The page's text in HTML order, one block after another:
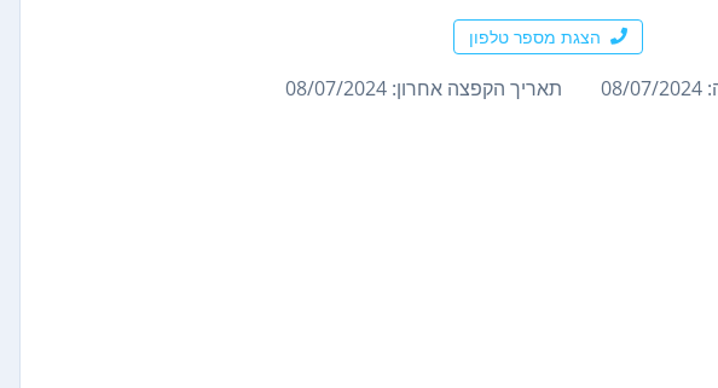
הצגת מספר טלפון
תאריך הקפצה אחרון: 08/07/2024